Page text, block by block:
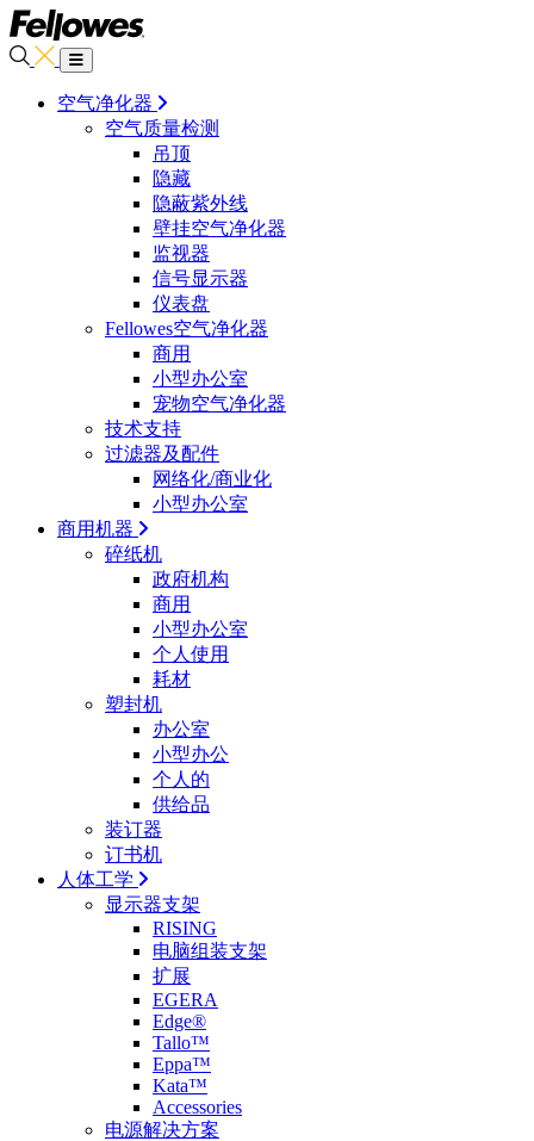
空气净化器
空气质量检测
吊顶
隐藏
隐蔽紫外线
壁挂空气净化器
监视器
信号显示器
仪表盘
Fellowes空气净化器
商用
小型办公室
宠物空气净化器
技术支持
过滤器及配件
网络化/商业化
小型办公室
商用机器
碎纸机
政府机构
商用
小型办公室
个人使用
耗材
塑封机
办公室
小型办公
个人的
供给品
装订器
订书机
人体工学
显示器支架
RISING
电脑组装支架
扩展
EGERA
Edge®
Tallo™
Eppa™
Kata™
Accessories
电源解决方案